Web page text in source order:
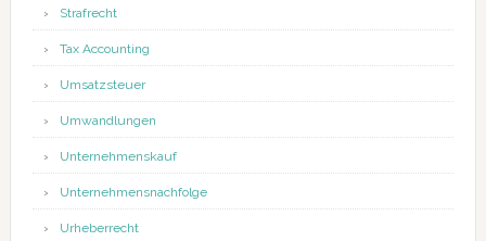
Strafrecht
Tax Accounting
Umsatzsteuer
Umwandlungen
Unternehmenskauf
Unternehmensnachfolge
Urheberrecht